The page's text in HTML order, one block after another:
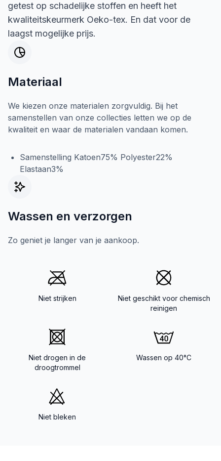
getest op schadelijke stoffen en heeft het
kwaliteitskeurmerk Oeko-tex. En dat voor de
laagst mogelijke prijs.
Materiaal
We kiezen onze materialen zorgvuldig. Bij het
samenstellen van onze collecties letten we op de
kwaliteit en waar de materialen vandaan komen.
Samenstelling Katoen75% Polyester22%
Elastaan3%
Wassen en verzorgen
Zo geniet je langer van je aankoop.
Niet strijken
Niet geschikt voor chemisch
reinigen
Niet drogen in de
droogtrommel
Wassen op 40°C
Niet bleken